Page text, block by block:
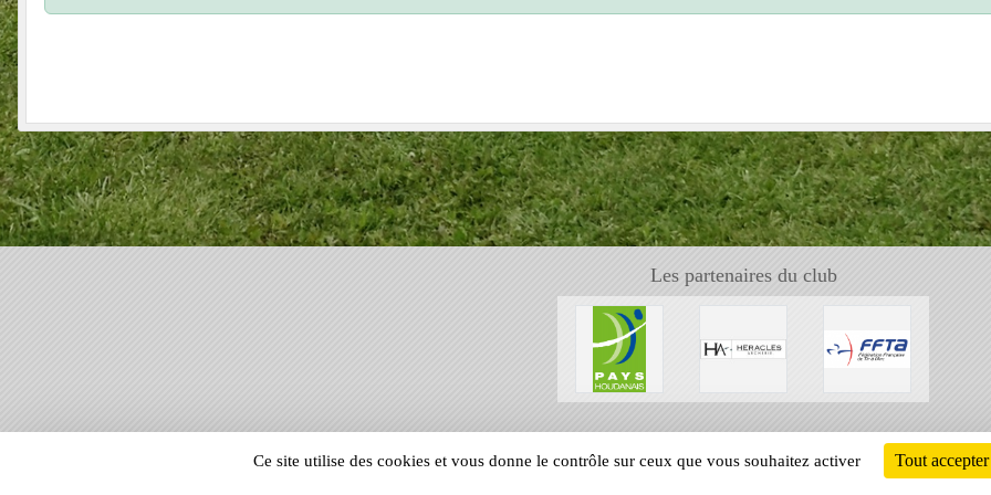
Les partenaires du club
REGIONSCe site utilise des cookies et vous donne le contrôle sur ceux que vous souhaitez activer Tout accepter